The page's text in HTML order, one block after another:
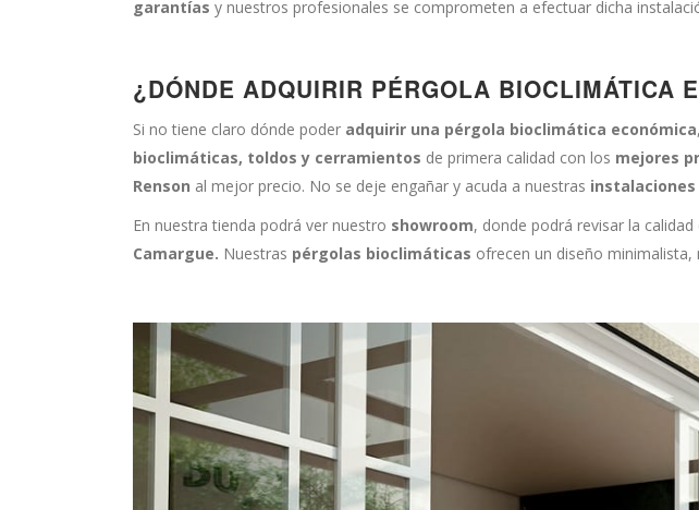
garantías y nuestros profesionales se comprometen a efectuar dicha
¿DÓNDE ADQUIRIR PÉRGOLA BIOCLIMÁTICA
Si no tiene claro dónde poder adquirir una pérgola bioclimática económica
bioclimáticas, toldos y cerramientos de primera calidad con los mejores
Renson al mejor precio. No se deje engañar y acuda a nuestras
En nuestra tienda podrá ver nuestro showroom, donde podrá revisar la
Camargue. Nuestras pérgolas bioclimáticas ofrecen un diseño